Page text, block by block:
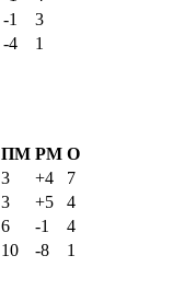
-1
3
-4
1
ПМ РМ О
3 +4
7
3 +5
4
6 -1
4
10 -8
1